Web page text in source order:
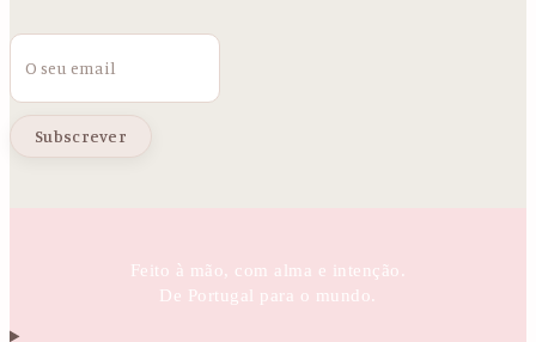
Email
Feito à mão, com alma e intenção.
De Portugal para o mundo.